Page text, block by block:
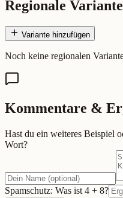
Regionale
Variante hinzufügen
Noch keine regionalen
Kommentare &
Hast du ein weiteres Beispiel
Wort?
Spamschutz: Was ist 4 + 8?